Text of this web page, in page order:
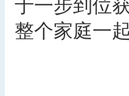
整个家庭一